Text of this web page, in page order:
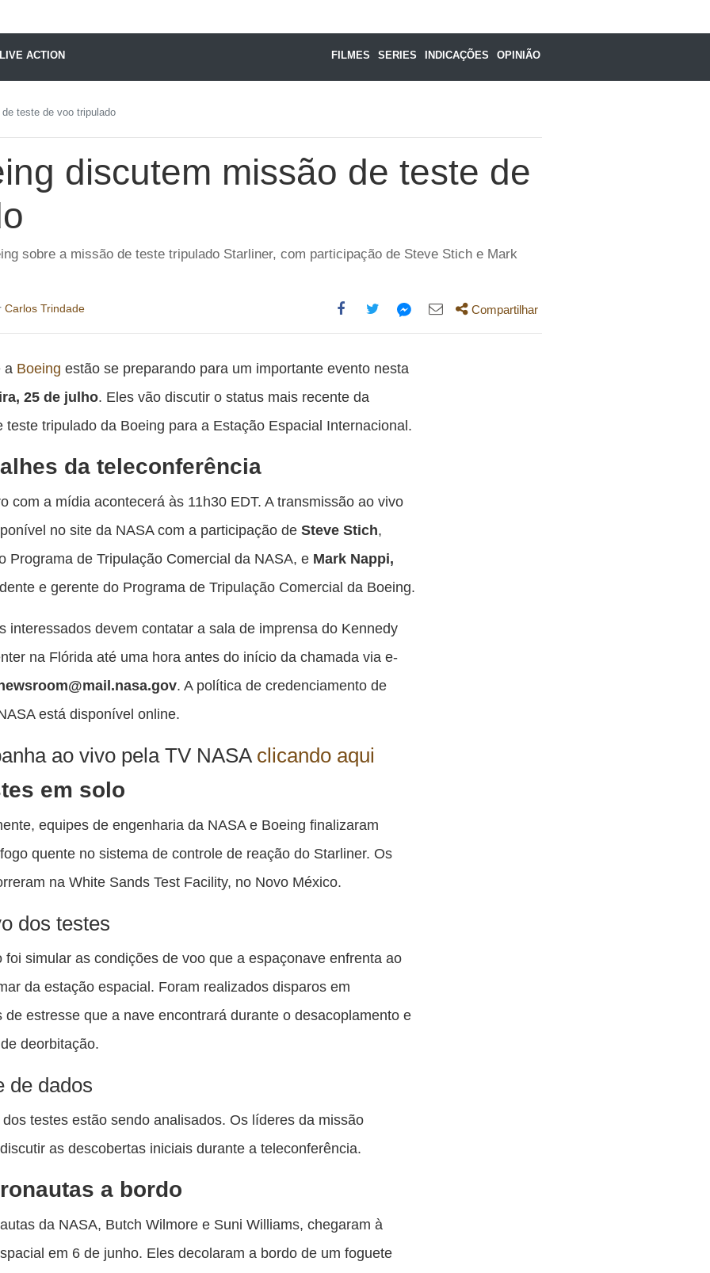
LIVE ACTION FILMES SERIES INDICAÇÕES OPINIÃO
teste de voo tripulado
discutem missão de teste de
sobre a missão de teste tripulado Starliner, com participação de Steve Stich e Mark
Carlos Trindade
Compartilhe
esta
Facebook
Compartilhe
esta
Twitter
Compartilhe
esta
Messenger
Compartilhe
Compartilhar
a Boeing estão se preparando para um importante evento nesta
25 de julho. Eles vão discutir o status mais recente da
teste tripulado da Boeing para a Estação Espacial Internacional.
da teleconferência
com a mídia acontecerá às 11h30 EDT. A transmissão ao vivo
no site da NASA com a participação deSteve Stich,
Programa de Tripulação Comercial da NASA, e Mark Nappi,
e gerente do Programa de Tripulação Comercial da Boeing.
interessados devem contatar a sala de imprensa do Kennedy
na Flórida até uma hora antes do início da chamada via e-
. A política de credenciamento de
está disponível online.
ao vivo pela TV NASA clicando aqui
em solo
equipes de engenharia da NASA e Boeing finalizaram
quente no sistema de controle de reação do Starliner. Os
na White Sands Test Facility, no Novo México.
dos testes
foi simular as condições de voo que a espaçonave enfrenta ao
da estação espacial. Foram realizados disparos em
de estresse que a nave encontrará durante o desacoplamento e
deorbitação.
de dados
testes estão sendo analisados. Os líderes da missão
as descobertas iniciais durante a teleconferência.
a bordo
da NASA, Butch Wilmore e Suni Williams, chegaram à
em 6 de junho. Eles decolaram a bordo de um foguete